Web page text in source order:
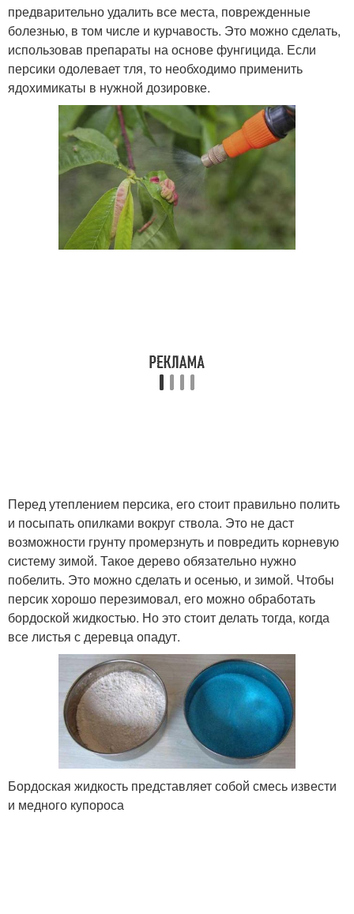
предварительно удалить все места, поврежденные
болезнью, в том числе и курчавость. Это можно сделать,
использовав препараты на основе фунгицида. Если
персики одолевает тля, то необходимо применить
ядохимикаты в нужной дозировке.
Перед утеплением персика, его стоит правильно полить
и посыпать опилками вокруг ствола. Это не даст
возможности грунту промерзнуть и повредить корневую
систему зимой. Такое дерево обязательно нужно
побелить. Это можно сделать и осенью, и зимой. Чтобы
персик хорошо перезимовал, его можно обработать
бордоской жидкостью. Но это стоит делать тогда, когда
все листья с деревца опадут.
Бордоская жидкость представляет собой смесь извести
и медного купороса